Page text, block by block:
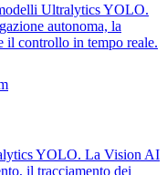
Ultralytics YOLO.
autonoma, la
il controllo in tempo reale.
YOLO. La Vision AI
il tracciamento dei